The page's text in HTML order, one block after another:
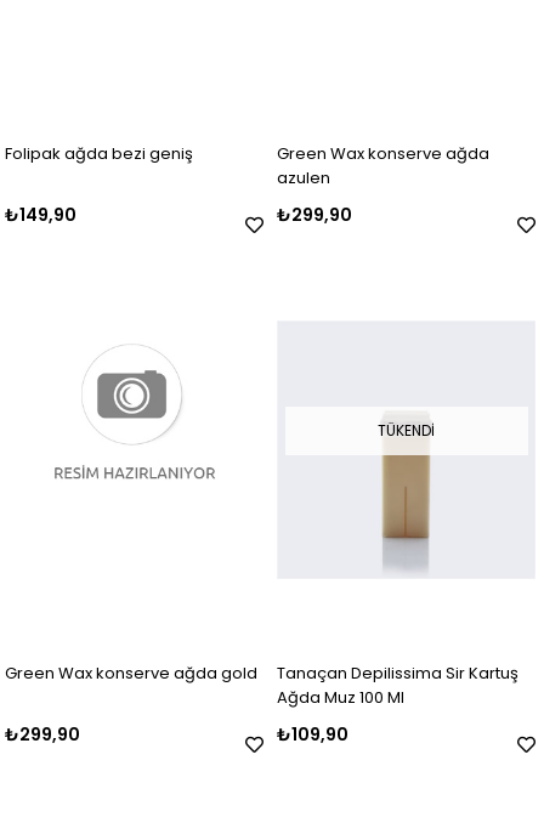
Folipak ağda bezi geniş
₺149,90
Green Wax konserve ağda
azulen
₺299,90
Green Wax konserve ağda gold
₺299,90
TÜKENDI
Tanaçan Depilissima Sir Kartuş
Ağda Muz 100 Ml
₺109,90